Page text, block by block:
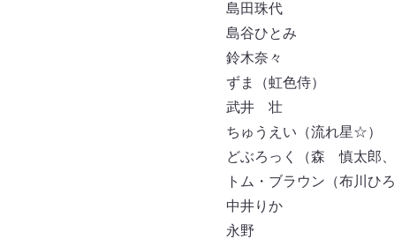
島田珠代
島谷ひとみ
鈴木奈々
ずま（虹色侍）
武井 壮
ちゅうえい（流れ星☆）
どぶろっく（森 慎太郎、
トム・ブラウン（布川ひ
中井りか
永野